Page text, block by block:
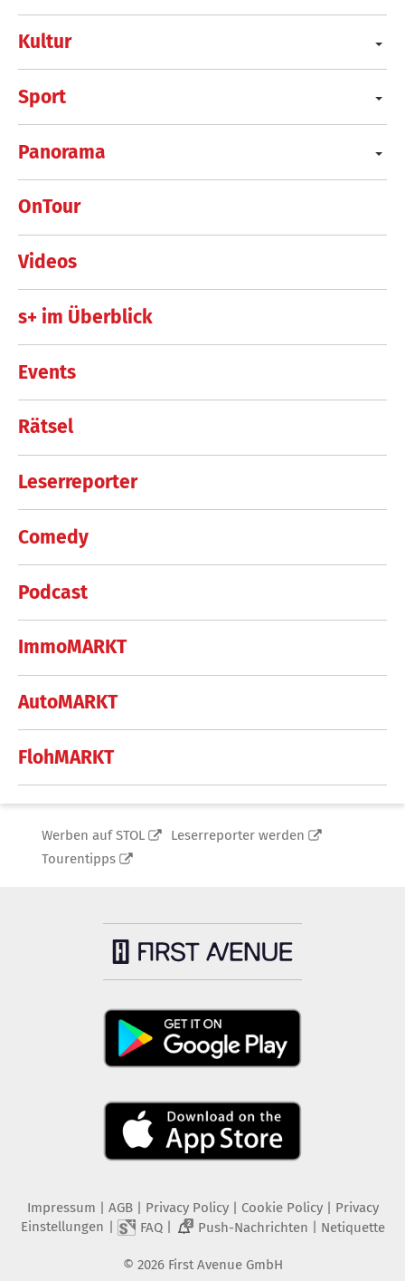
Kultur
Sport
Panorama
OnTour
Videos
s+ im Überblick
Events
Rätsel
Leserreporter
Comedy
Podcast
ImmoMARKT
AutoMARKT
FlohMARKT
Werben auf STOL
Leserreporter werden
Tourentipps
Impressum | AGB | Privacy Policy| Cookie Policy| Privacy
Einstellungen | FAQ| 2 Push-Nachrichten | Netiquette
© 2026 First Avenue GmbH